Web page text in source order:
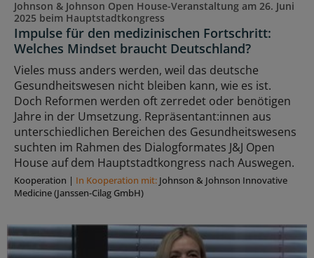
Johnson & Johnson Open House-Veranstaltung am 26. Juni
2025 beim Hauptstadtkongress
Impulse für den medizinischen Fortschritt:
Welches Mindset braucht Deutschland?
Vieles muss anders werden, weil das deutsche
Gesundheitswesen nicht bleiben kann, wie es ist.
Doch Reformen werden oft zerredet oder benötigen
Jahre in der Umsetzung. Repräsentant:innen aus
unterschiedlichen Bereichen des Gesundheitswesens
suchten im Rahmen des Dialogformates J&J Open
House auf dem Hauptstadtkongress nach Auswegen.
Kooperation | In Kooperation mit: Johnson & Johnson Innovative
Medicine (Janssen-Cilag GmbH)